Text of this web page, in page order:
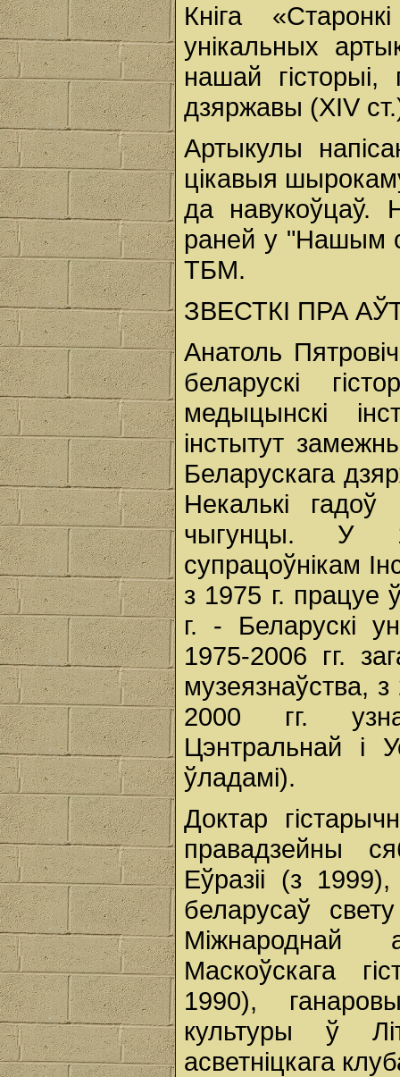
Кніга
унікальных
нашай
дзяржавы (XIV
Артыкулы
цікавыя
да навукоўцаў.
раней у "Нашым
ТБМ.
ЗВЕСТКІ ПРА
Анатоль
беларускі
медыцынскі
інстытут
Беларускага
Некалькі
чыгунцы. У
супрацоўнікам
з 1975 г. працуе
г. - Беларускі
1975-2006 гг.
музеязнаўства,
2000 гг.
Цэнтральнай і
ўладамі).
Доктар
правадзейны
Еўразіі (з
беларусаў
Міжнароднай
Маскоўскага
1990),
культуры ў
асветніцкага